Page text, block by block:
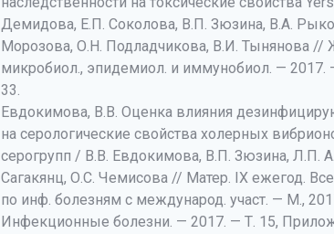
Демидова, Е.П. Соколова, В.П. Зюзина, В.А.
Морозова, О.Н. Подладчикова, В.И. Тынянова //
микробиол., эпидемиол. и иммунобиол. —
33.
Евдокимова, В.В. Оценка влияния
на серологические свойства холерных
серогрупп / В.В. Евдокимова, В.П. Зюзина, Л.П.
Сагакянц, О.С. Чемисова // Матер. IХ ежегод.
по инф. болезням с международ. участ. — М.,
Инфекционные болезни. — 2017. — Т. 15,